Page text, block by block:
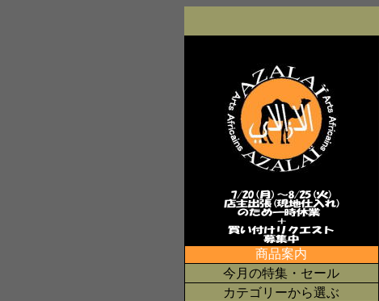
商品案内
今月の特集・セール
カテゴリーから選ぶ